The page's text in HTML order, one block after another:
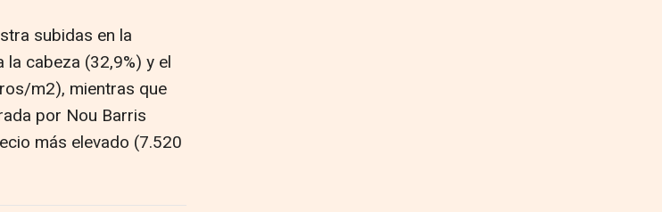
subidas en la
cabeza (32,9%) y el
m2), mientras que
por Nou Barris
más elevado (7.520